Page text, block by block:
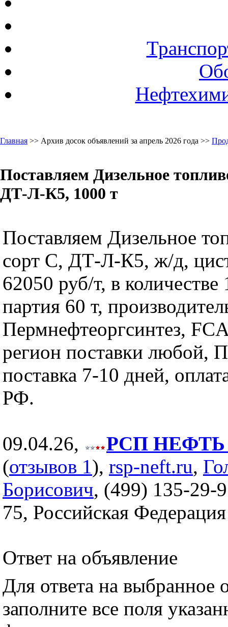
Главная >> Архив досок объявлений за апрель 2026 года >>
Поставляем Дизельное
ДТ-Л-К5, 1000 т
Поставляем Дизельное
сорт C, ДТ-Л-К5, ж/д,
62050 руб/т, в
партия 60 т,
Пермнефтеоргсинтез,
регион поставки любой,
поставка 7-10 дней,
РФ.
09.04.26,
РСП НЕФТЬ
(отзывов 1), rsp-neft.ru,
Борисович, (499) 135-29-
75, Российская Федерация
Ответ на объявление
Для ответа на выбранное
заполните все поля